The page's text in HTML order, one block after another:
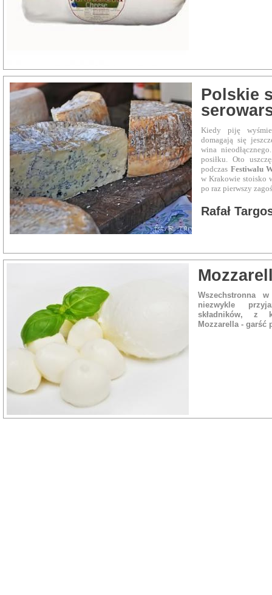
Polskie
Kiedy piję
domagają się
wina
posiłku. Oto
podczas Festiwalu
w Krakowie stoisko
po raz pierwszy
Rafał
Wszechstronna
niezwykle
składników, z
Mozzarella - garść